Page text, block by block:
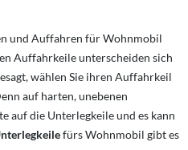
und Auffahren für Wohnmobil
Auffahrkeile unterscheiden sich
wählen Sie ihren Auffahrkeil
auf harten, unebenen
auf die Unterlegkeile und es kann
fürs Wohnmobil gibt es